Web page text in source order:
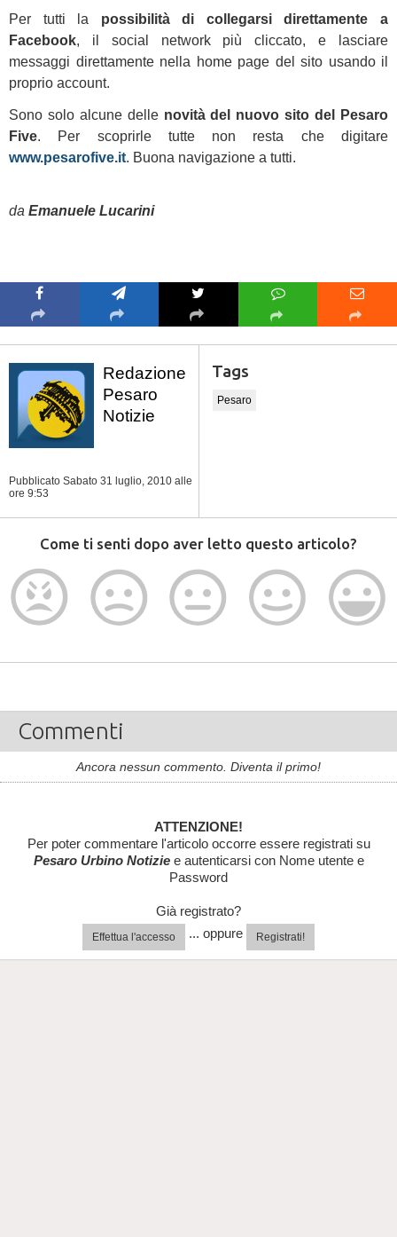
Per tutti la possibilità di collegarsi direttamente a
Facebook, il social network più cliccato, e lasciare
messaggi direttamente nella home page del sito usando il
proprio account.
Sono solo alcune delle novità del nuovo sito del Pesaro
Five. Per scoprirle tutte non resta che digitare
www.pesarofive.it. Buona navigazione a tutti.
da Emanuele Lucarini
Redazione
Pesaro
Notizie
Pubblicato Sabato 31 luglio, 2010 alle
ore 9:53
Tags
Pesaro
Come ti senti dopo aver letto questo articolo?
Commenti
Ancora nessun commento. Diventa il primo!
ATTENZIONE!
Per poter commentare l'articolo occorre essere registrati su
Pesaro Urbino Notiziee autenticarsi con Nome utente e
Password
Già registrato?
Effettua l'accesso ... oppure Registrati!